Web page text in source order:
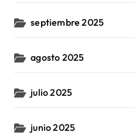
septiembre 2025
agosto 2025
julio 2025
junio 2025